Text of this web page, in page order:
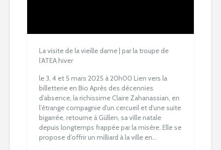
La visite de la vieille dame | par la troupe de
l’ATEA hiver
le 3, 4 et 5 mars 2025 à 20h00 Lien vers la
billetterie en Bio Après des décennies
d’absence, la richissime Claire Zahanassian, en
l’étrange compagnie d’un cercueil et d’une suite
bigarrée, retourne à Güllen, sa ville natale
depuis longtemps frappée par la misère. Elle se
propose d’offrir un milliard à la ville en...